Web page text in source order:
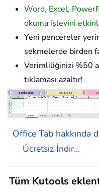
Word, Excel,
okuma işlevini
Yeni pencereler
sekmelerde birden
Verimliliğinizi %50
tıklaması azaltır!
Office Tab hakkında
Ücretsiz İndir...
Tüm Kutools